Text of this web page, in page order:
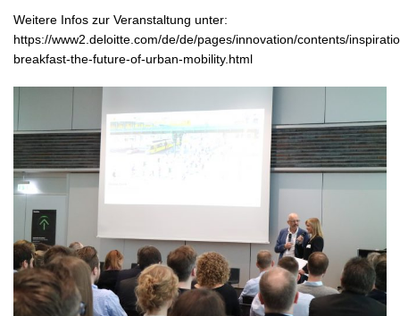
Weitere Infos zur Veranstaltung unter:
https://www2.deloitte.com/de/de/pages/innovation/contents/
breakfast-the-future-of-urban-mobility.html